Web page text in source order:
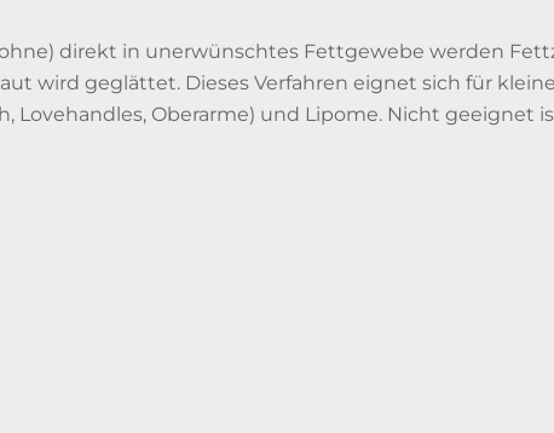
direkt in unerwünschtes Fettgewebe werden
wird geglättet. Dieses Verfahren eignet sich für
Lovehandles, Oberarme) und Lipome. Nicht geeignet